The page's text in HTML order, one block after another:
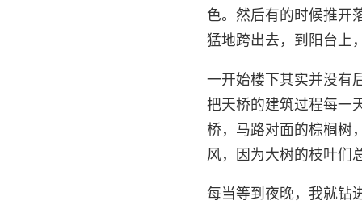
色。然后有的时候推开
猛地跨出去，到阳台上
一开始楼下其实并没有
把天桥的建筑过程每一
桥，马路对面的棕榈树
风，因为大树的枝叶们
每当等到夜晚，我就钻